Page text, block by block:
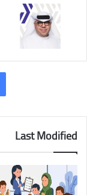
Last Modified